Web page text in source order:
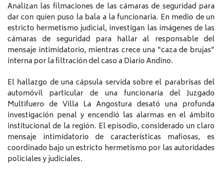
Analizan las filmaciones de las cámaras de seguridad para
dar con quien puso la bala a la funcionaria. En medio de un
estricto hermetismo judicial, investigan las imágenes de las
cámaras de seguridad para hallar al responsable del
mensaje intimidatorio, mientras crece una “caza de brujas”
interna por la filtración del caso a Diario Andino.
El hallazgo de una cápsula servida sobre el parabrisas del
automóvil particular de una funcionaria del Juzgado
Multifuero de Villa La Angostura desató una profunda
investigación penal y encendió las alarmas en el ámbito
institucional de la región. El episodio, considerado un claro
mensaje intimidatorio de características mafiosas, es
coordinado bajo un estricto hermetismo por las autoridades
policiales y judiciales.